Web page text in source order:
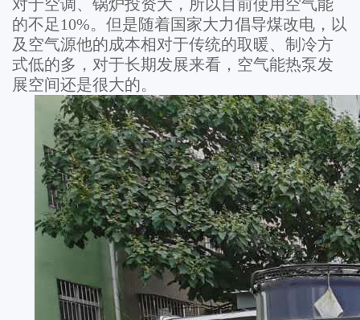
对于空调、锅炉投资大，所以目前使用空气能
的不足10%。但是随着国家大力倡导煤改电，以
及空气源他的成本相对于传统的取暖、制冷方
式低的多，对于长期发展来看，空气能热泵发
展空间还是很大的。